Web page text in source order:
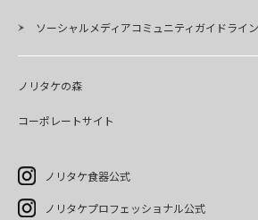
ソーシャルメディアコミュニティガイドライン
ノリタケの森
コーポレートサイト
ノリタケ食器公式
ノリタケプロフェッショナル公式